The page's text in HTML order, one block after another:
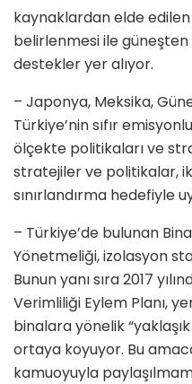
kaynaklardan elde edilen
belirlenmesi ile
destekler yer alıyor.
– Japonya, Meksika,
Türkiye’nin sıfır
ölçekte politikaları ve
stratejiler ve politikalar,
sınırlandırma hedefiyle
– Türkiye’de bulunan
Yönetmeliği, izolasyon
Bunun yanı sıra 2017
Verimliliği Eylem Planı,
binalara yönelik
ortaya koyuyor. Bu
kamuoyuyla